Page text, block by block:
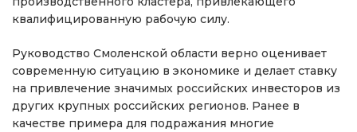
квалифицированную рабочую силу.
Руководство Смоленской области верно оценивает
современную ситуацию в экономике и делает ставку
на привлечение значимых российских инвесторов из
других крупных российских регионов. Ранее в
качестве примера для подражания многие